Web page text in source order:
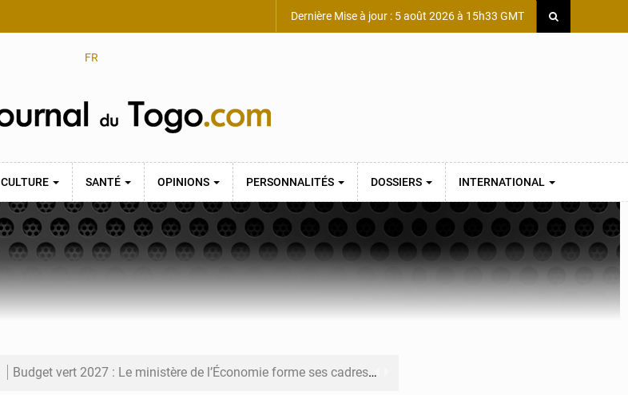
Dernière Mise à jour : 5 août 2026 à 15h33 GMT
FR
CULTURE SANTÉ OPINIONS PERSONNALITÉS DOSSIERS INTERNATIONAL
Budget vert 2027 : Le ministère de l’Économie forme ses cadres à Lomé